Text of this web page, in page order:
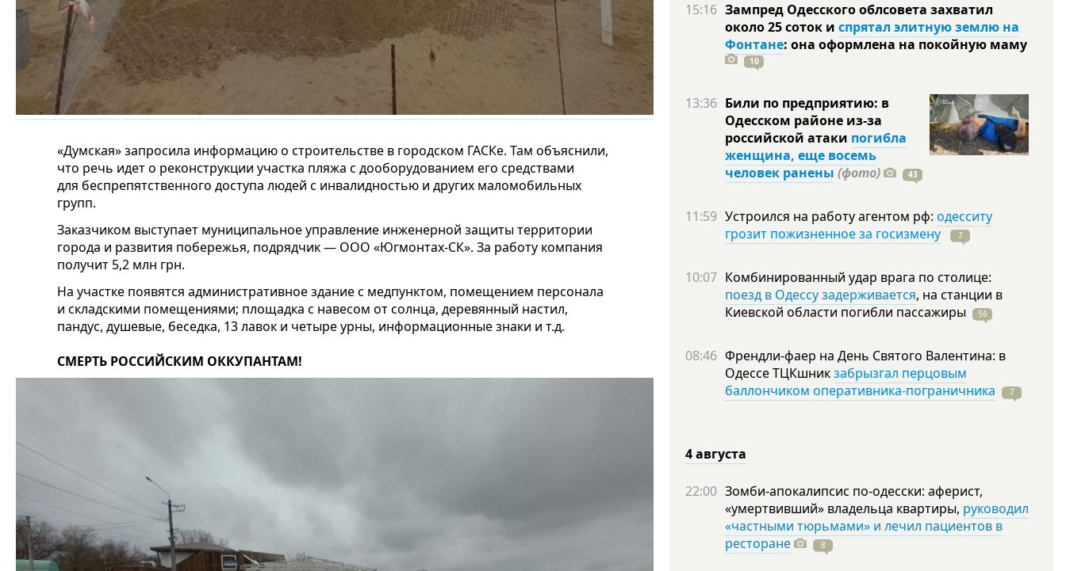
«Думская» запросила информацию о строительстве в городском ГАСКе. Там объяснили,
что речь идет о реконструкции участка пляжа с дооборудованием его средствами
для беспрепятственного доступа людей с инвалидностью и других маломобильных
групп.
Заказчиком выступает муниципальное управление инженерной защиты территории
города и развития побережья, подрядчик — ООО «Югмонтах-СК». За работу компания
получит 5,2 млн грн.
На участке появятся административное здание с медпунктом, помещением персонала
и складскими помещениями; площадка с навесом от солнца, деревянный настил,
пандус, душевые, беседка, 13 лавок и четыре урны, информационные знаки и т.д.
СМЕРТЬ РОССИЙСКИМ ОККУПАНТАМ!
15:16 Зампред Одесского облсовета захватил
около 25 соток и спрятал элитную землю на
Фонтане: она оформлена на покойную маму
10
13:36 Били по предприятию: в
Одесском районе из-за
российской атаки погибла
женщина, еще восемь
человек ранены (фото) 43
11:59 Устроился на работу агентом рф: одесситу
грозит пожизненное за госизмену
7
10:07 Комбинированный удар врага по столице:
поезд в Одессу задерживается, на станции в
Киевской области погибли пассажиры 56
08:46 Френдли-фаер на День Святого Валентина: в
Одессе ТЦКшникзабрызгал перцовым
баллончиком оперативника-пограничника
7
4 августа
22:00 Зомби-апокалипсис по-одесски: аферист,
«умертвивший» владельца квартиры, руководил
«частными тюрьмами» и лечил пациентов в
ресторане
8